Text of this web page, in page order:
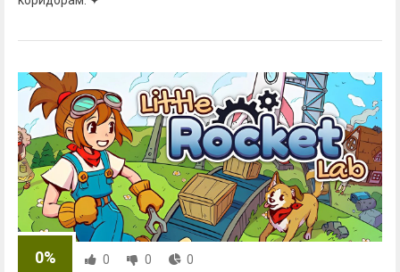
0% 0 0 0